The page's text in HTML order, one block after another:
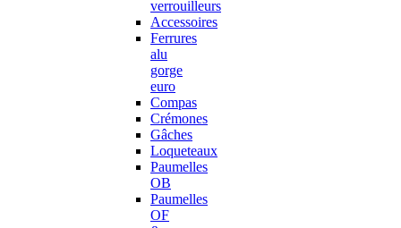
verrouilleurs
Accessoires
Ferrures
alu
gorge
euro
Compas
Crémones
Gâches
Loqueteaux
Paumelles
OB
Paumelles
OF